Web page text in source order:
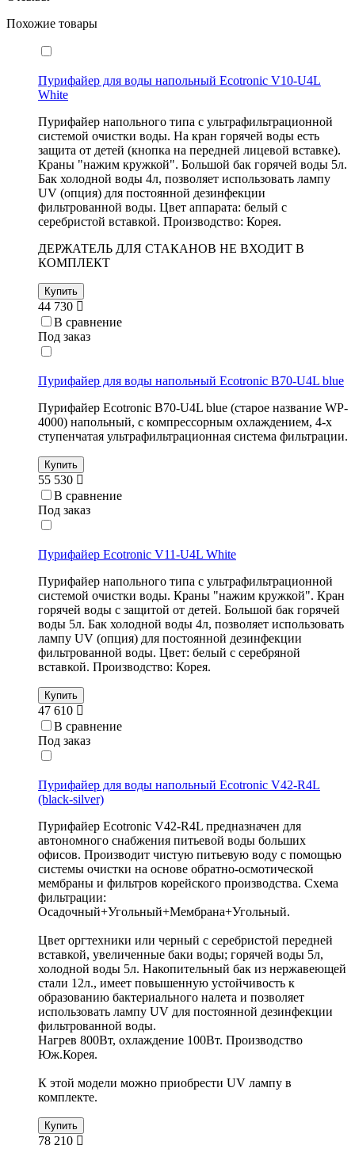
Похожие товары
Пурифайер для воды напольный Ecotronic V10-U4L
White
Пурифайер напольного типа с ультрафильтрационной
системой очистки воды. На кран горячей воды есть
защита от детей (кнопка на передней лицевой вставке).
Краны "нажим кружкой". Большой бак горячей воды 5л.
Бак холодной воды 4л, позволяет использовать лампу
UV (опция) для постоянной дезинфекции
фильтрованной воды. Цвет аппарата: белый с
серебристой вставкой. Производство: Корея.
ДЕРЖАТЕЛЬ ДЛЯ СТАКАНОВ НЕ ВХОДИТ В
КОМПЛЕКТ
Купить
44 730
В сравнение
Под заказ
Пурифайер для воды напольный Ecotronic B70-U4L blue
Пурифайер Ecotronic B70-U4L blue (старое название WP-
4000) напольный, с компрессорным охлаждением, 4-х
ступенчатая ультрафильтрационная система фильтрации.
Купить
55 530
В сравнение
Под заказ
Пурифайер Ecotronic V11-U4L White
Пурифайер напольного типа с ультрафильтрационной
системой очистки воды. Краны "нажим кружкой". Кран
горячей воды с защитой от детей. Большой бак горячей
воды 5л. Бак холодной воды 4л, позволяет использовать
лампу UV (опция) для постоянной дезинфекции
фильтрованной воды. Цвет: белый с серебряной
вставкой. Производство: Корея.
Купить
47 610
В сравнение
Под заказ
Пурифайер для воды напольный Ecotronic V42-R4L
(black-silver)
Пурифайер Ecotronic V42-R4L предназначен для
автономного снабжения питьевой воды больших
офисов. Производит чистую питьевую воду с помощью
системы очистки на основе обратно-осмотической
мембраны и фильтров корейского производства. Схема
фильтрации:
Осадочный+Угольный+Мембрана+Угольный.
Цвет оргтехники или черный с серебристой передней
вставкой, увеличенные баки воды; горячей воды 5л,
холодной воды 5л. Накопительный бак из нержавеющей
стали 12л., имеет повышенную устойчивость к
образованию бактериального налета и позволяет
использовать лампу UV для постоянной дезинфекции
фильтрованной воды.
Нагрев 800Вт, охлаждение 100Вт. Производство
Юж.Корея.
К этой модели можно приобрести UV лампу в
комплекте.
Купить
78 210